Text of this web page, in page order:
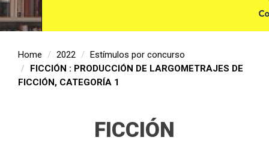
Home 2022
Estímulos por concurso
FICCIÓN : PRODUCCIÓN DE LARGOMETRAJES DE
FICCIÓN, CATEGORÍA 1
FICCIÓN